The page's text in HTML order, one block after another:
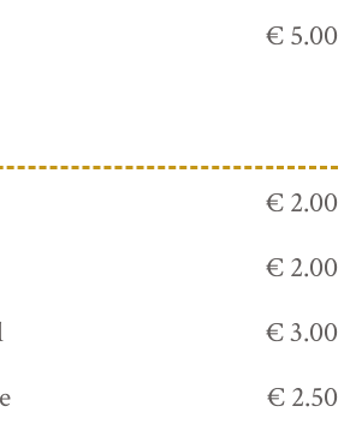
€ 5.00
€ 2.00
€ 2.00
€ 3.00
€ 2.50